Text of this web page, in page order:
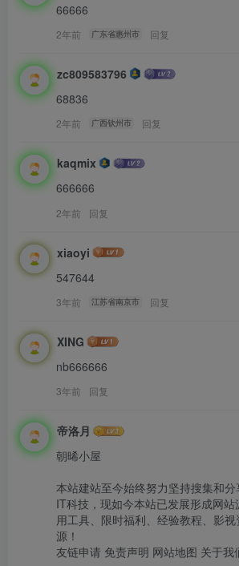
66666
2年前 广东省惠州市 回复
zc809583796
68836
2年前 广西钦州市 回复
kaqmix
666666
2年前 回复
xiaoyi
547644
3年前 江苏省南京市 回复
XING
nb666666
3年前 回复
帝洛月
朝晞小屋
本站建站至今始终努力坚持搜集和
IT科技，现如今本站已发展形成网
用工具、限时福利、经验教程、影
源！
友链申请 免责声明 网站地图 关于我